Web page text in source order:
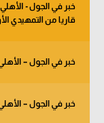
قاريا من التمهيدي
خبر في الجول –
خبر في الجول –